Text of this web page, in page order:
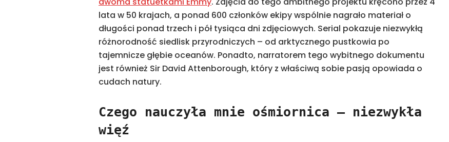
lata w 50 krajach, a ponad 600 członków ekipy wspólnie nagrało materiał o
długości ponad trzech i pół tysiąca dni zdjęciowych. Serial pokazuje niezwykłą
różnorodność siedlisk przyrodniczych – od arktycznego pustkowia po
tajemnicze głębie oceanów. Ponadto, narratorem tego wybitnego dokumentu
jest również Sir David Attenborough, który z właściwą sobie pasją opowiada o
cudach natury.
Czego nauczyła mnie ośmiornica – niezwykła
więź